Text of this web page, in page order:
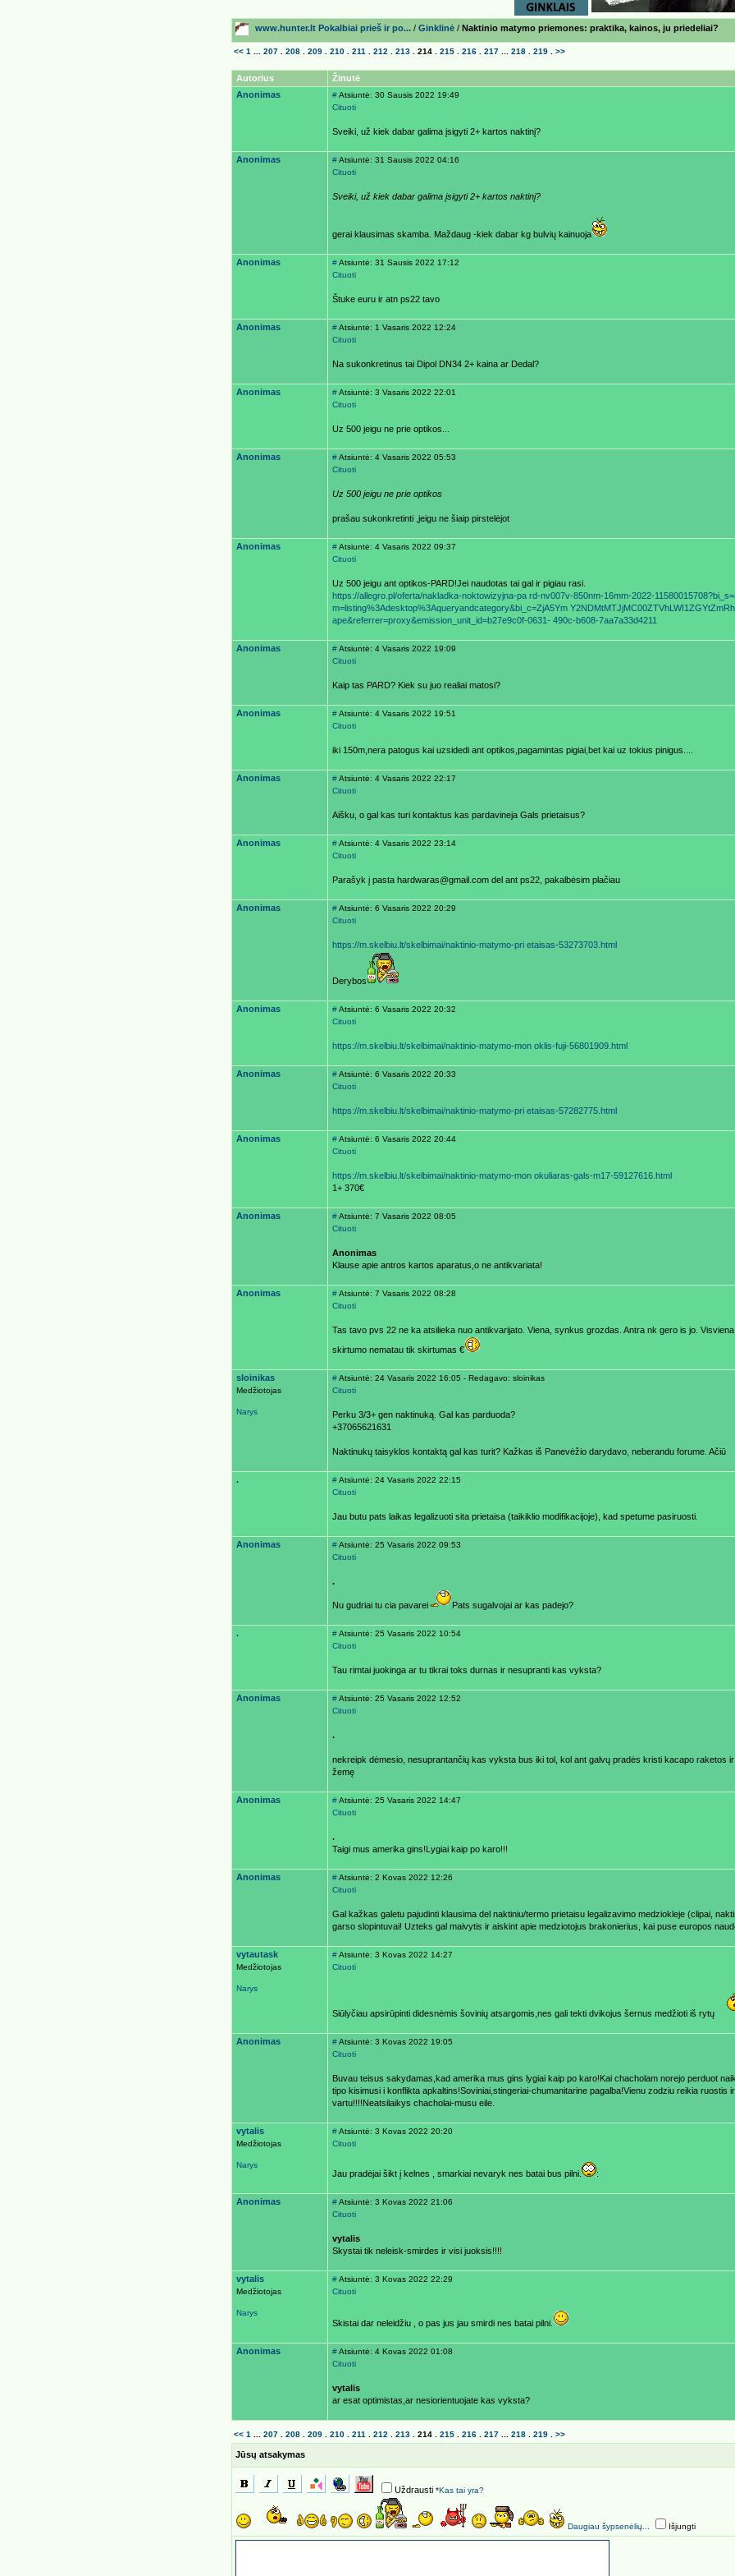
www.hunter.lt Pokalbiai prieš ir po... / Ginklinė / Naktinio matymo priemones: praktika, kainos, ju priedeliai?
<< 1 207 208 209 210 211 212 213 214 215 216 217 218 219 >>
Autorius
Žinutė
Anonimas
#Atsiuntė: 30 Sausis 2022 19:49
Cituoti
Sveiki, už kiek dabar galima įsigyti 2+ kartos naktinį?
Anonimas #Atsiuntė: 31 Sausis 2022 04:16
Cituoti
Sveiki, už kiek dabar galima įsigyti 2+ kartos naktinį?
gerai klausimas skamba. Maždaug -kiek dabar kg bulvių kainuoja
Anonimas #Atsiuntė: 31 Sausis 2022 17:12
Cituoti
Štuke euru ir atn ps22 tavo
Anonimas #Atsiuntė: 1 Vasaris 2022 12:24
Cituoti
Na sukonkretinus tai Dipol DN34 2+ kaina ar Dedal?
Anonimas #Atsiuntė: 3 Vasaris 2022 22:01
Cituoti
Uz 500 jeigu ne prie optikos...
Anonimas #Atsiuntė: 4 Vasaris 2022 05:53
Cituoti
Uz 500 jeigu ne prie optikos
prašau sukonkretinti ,jeigu ne šiaip pirstelėjot
Anonimas #Atsiuntė: 4 Vasaris 2022 09:37
Cituoti
Uz 500 jeigu ant optikos-PARD!Jei naudotas tai gal ir pigiau rasi.
https://allegro.pl/oferta/nakladka-noktowizyjna-pa rd-nv007v-850nm-16mm-2022-
m=listing%3Adesktop%3Aqueryandcategory&bi_c=ZjA5Ym
ape&referrer=proxy&emission_unit_id=b27e9c0f-0631- 490c-b608-7aa7a33d4211
Anonimas #Atsiuntė: 4 Vasaris 2022 19:09
Cituoti
Kaip tas PARD? Kiek su juo realiai matosi?
Anonimas #Atsiuntė: 4 Vasaris 2022 19:51
Cituoti
iki 150m,nera patogus kai uzsidedi ant optikos,pagamintas pigiai,bet kai uz tokius pinigus....
Anonimas #Atsiuntė: 4 Vasaris 2022 22:17
Cituoti
Aišku, o gal kas turi kontaktus kas pardavineja Gals prietaisus?
Anonimas #Atsiuntė: 4 Vasaris 2022 23:14
Cituoti
Parašyk į pasta hardwaras@gmail.com del ant ps22, pakalbėsim plačiau
Anonimas #Atsiuntė: 6 Vasaris 2022 20:29
Cituoti
https://m.skelbiu.lt/skelbimai/naktinio-matymo-pri etaisas-53273703.html
Derybos
Anonimas #Atsiuntė: 6 Vasaris 2022 20:32
Cituoti
https://m.skelbiu.lt/skelbimai/naktinio-matymo-mon oklis-fuji-56801909.html
Anonimas #Atsiuntė: 6 Vasaris 2022 20:33
Cituoti
https://m.skelbiu.lt/skelbimai/naktinio-matymo-pri etaisas-57282775.html
Anonimas #Atsiuntė: 6 Vasaris 2022 20:44
Cituoti
https://m.skelbiu.lt/skelbimai/naktinio-matymo-mon okuliaras-gals-m17-59127616.html
1+ 370€
Anonimas #Atsiuntė: 7 Vasaris 2022 08:05
Cituoti
Anonimas
Klause apie antros kartos aparatus,o ne antikvariata!
Anonimas #Atsiuntė: 7 Vasaris 2022 08:28
Cituoti
Tas tavo pvs 22 ne ka atsilieka nuo antikvarijato. Viena, synkus grozdas. Antra nk gero is jo.
skirtumo nematau tik skirtumas €
sloinikas
Medžiotojas
Narys
#Atsiuntė: 24 Vasaris 2022 16:05 - Redagavo: sloinikas
Cituoti
Perku 3/3+ gen naktinuką. Gal kas parduoda?
+37065621631
Naktinukų taisyklos kontaktą gal kas turit? Kažkas iš Panevėžio darydavo, neberandu forume. Ačiū
. #Atsiuntė: 24 Vasaris 2022 22:15
Cituoti
Jau butu pats laikas legalizuoti sita prietaisa (taikiklio modifikacijoje), kad spetume pasiruosti.
Anonimas #Atsiuntė: 25 Vasaris 2022 09:53
Cituoti
.
Nu gudriai tu cia pavarei Pats sugalvojai ar kas padejo?
. #Atsiuntė: 25 Vasaris 2022 10:54
Cituoti
Tau rimtai juokinga ar tu tikrai toks durnas ir nesupranti kas vyksta?
Anonimas #Atsiuntė: 25 Vasaris 2022 12:52
Cituoti
.
nekreipk dėmesio, nesuprantančių kas vyksta bus iki tol, kol ant galvų pradės kristi kacapo raketos
žemę
Anonimas #Atsiuntė: 25 Vasaris 2022 14:47
Cituoti
.
Taigi mus amerika gins!Lygiai kaip po karo!!!
Anonimas #Atsiuntė: 2 Kovas 2022 12:26
Cituoti
Gal kažkas galetu pajudinti klausima del naktiniu/termo prietaisu legalizavimo medziokleje (clipai,
garso slopintuvai! Uzteks gal maivytis ir aiskint apie medziotojus brakonierius, kai puse europos
vytautask
Medžiotojas
Narys
#Atsiuntė: 3 Kovas 2022 14:27
Cituoti
Siūlyčiau apsirūpinti didesnėmis šovinių atsargomis,nes gali tekti dvikojus šernus medžioti iš rytų
Anonimas #Atsiuntė: 3 Kovas 2022 19:05
Cituoti
Buvau teisus sakydamas,kad amerika mus gins lygiai kaip po karo!Kai chacholam norejo perduot
tipo kisimusi i konflikta apkaltins!Soviniai,stingeriai-chumanitarine pagalba!Vienu zodziu reikia ruostis
vartu!!!!Neatsilaikys chacholai-musu eile.
vytalis
Medžiotojas
Narys
#Atsiuntė: 3 Kovas 2022 20:20
Cituoti
Jau pradėjai šikt į kelnes , smarkiai nevaryk nes batai bus pilni. :
Anonimas #Atsiuntė: 3 Kovas 2022 21:06
Cituoti
vytalis
Skystai tik neleisk-smirdes ir visi juoksis!!!!
vytalis
Medžiotojas
Narys
#Atsiuntė: 3 Kovas 2022 22:29
Cituoti
Skistai dar neleidžiu , o pas jus jau smirdi nes batai pilni.
Anonimas #Atsiuntė: 4 Kovas 2022 01:08
Cituoti
vytalis
ar esat optimistas,ar nesiorientuojate kas vyksta?
<< 1 207 208 209 210 211 212 213 214 215 216 217 218 219 >>
Jūsų atsakymas
Uždrausti *Kas tai yra?
Daugiau šypsenėlių... Išjungti